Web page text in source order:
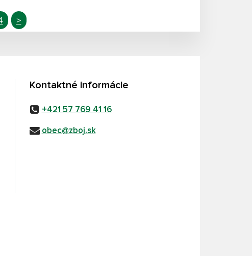
>
Kontaktné informácie
+421 57 769 41 16
obec@zboj.sk